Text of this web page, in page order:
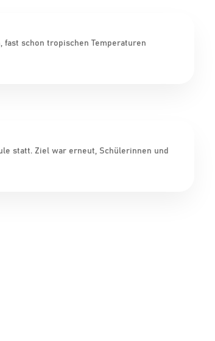
schon tropischen Temperaturen
statt. Ziel war erneut, Schülerinnen und